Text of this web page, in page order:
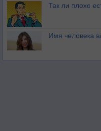
Так ли плохо
Имя человека